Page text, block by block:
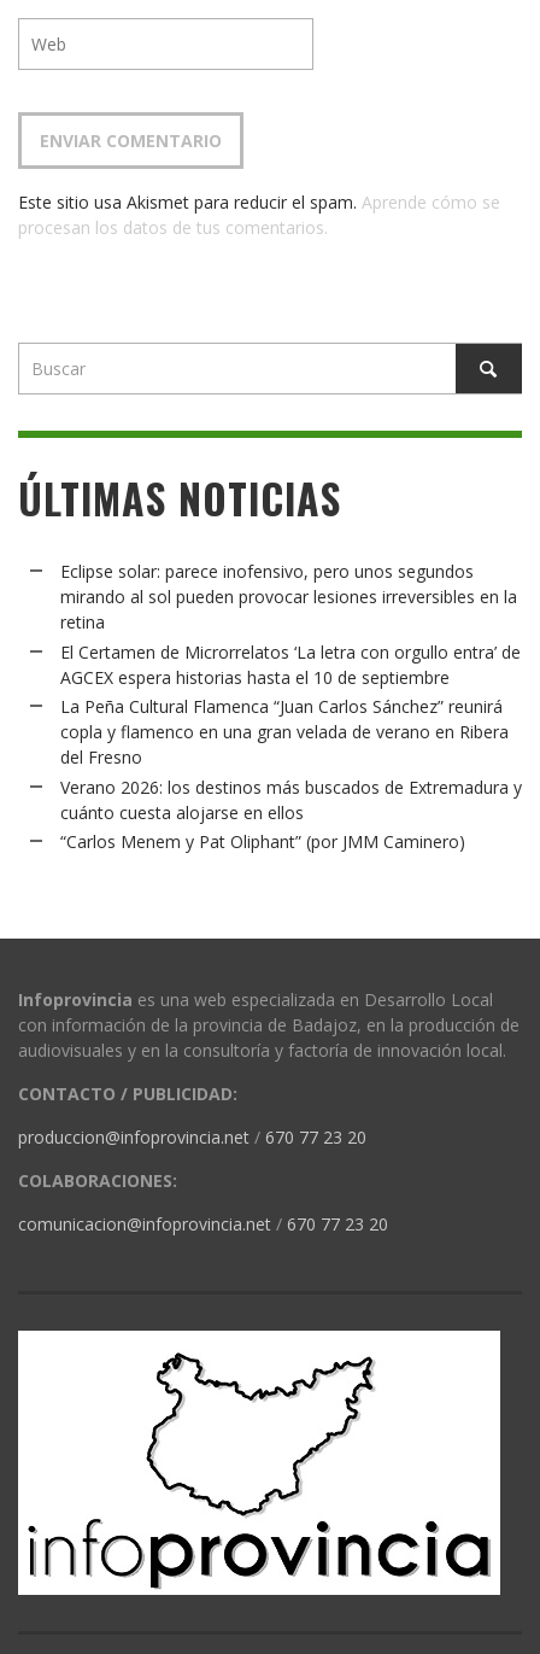
Este sitio usa Akismet para reducir el spam. Aprende cómo se
procesan los datos de tus comentarios.
ÚLTIMAS NOTICIAS
Eclipse solar: parece inofensivo, pero unos segundos
mirando al sol pueden provocar lesiones irreversibles en la
retina
El Certamen de Microrrelatos ‘La letra con orgullo entra’ de
AGCEX espera historias hasta el 10 de septiembre
La Peña Cultural Flamenca “Juan Carlos Sánchez” reunirá
copla y flamenco en una gran velada de verano en Ribera
del Fresno
Verano 2026: los destinos más buscados de Extremadura y
cuánto cuesta alojarse en ellos
“Carlos Menem y Pat Oliphant” (por JMM Caminero)
Infoprovincia es una web especializada en Desarrollo Local
con información de la provincia de Badajoz, en la producción de
audiovisuales y en la consultoría y factoría de innovación local.
CONTACTO / PUBLICIDAD:
produccion@infoprovincia.net / 670 77 23 20
COLABORACIONES:
comunicacion@infoprovincia.net / 670 77 23 20